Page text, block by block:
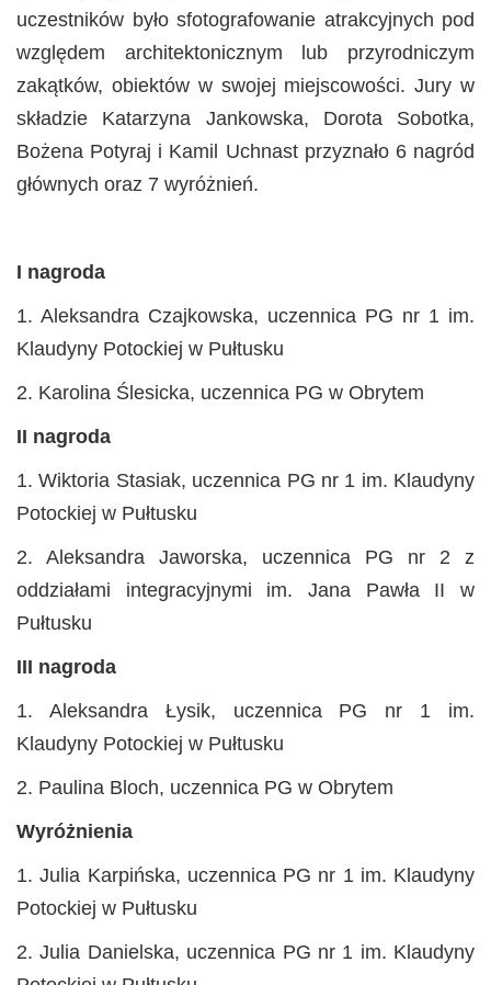
uczestników było sfotografowanie atrakcyjnych pod
względem architektonicznym lub przyrodniczym
zakątków, obiektów w swojej miejscowości. Jury w
składzie Katarzyna Jankowska, Dorota Sobotka,
Bożena Potyraj i Kamil Uchnast przyznało 6 nagród
głównych oraz 7 wyróżnień.
I nagroda
1. Aleksandra Czajkowska, uczennica PG nr 1 im.
Klaudyny Potockiej w Pułtusku
2. Karolina Ślesicka, uczennica PG w Obrytem
II nagroda
1. Wiktoria Stasiak, uczennica PG nr 1 im. Klaudyny
Potockiej w Pułtusku
2. Aleksandra Jaworska, uczennica PG nr 2 z
oddziałami integracyjnymi im. Jana Pawła II w
Pułtusku
III nagroda
1. Aleksandra Łysik, uczennica PG nr 1 im.
Klaudyny Potockiej w Pułtusku
2. Paulina Bloch, uczennica PG w Obrytem
Wyróżnienia
1. Julia Karpińska, uczennica PG nr 1 im. Klaudyny
Potockiej w Pułtusku
2. Julia Danielska, uczennica PG nr 1 im. Klaudyny